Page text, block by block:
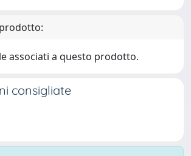
associati a questo prodotto.
consigliate